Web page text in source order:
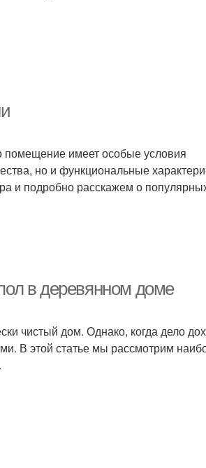
помещение имеет особые условия
но и функциональные
и подробно расскажем о
в деревянном доме
чистый дом. Однако, когда дело
В этой статье мы рассмотрим